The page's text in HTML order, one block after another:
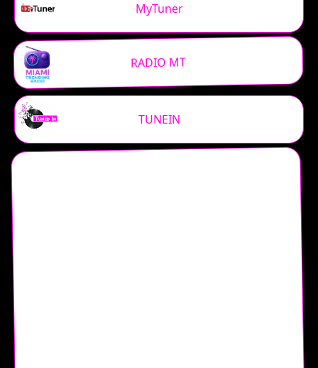
MyTuner
RADIO MT
TUNEIN